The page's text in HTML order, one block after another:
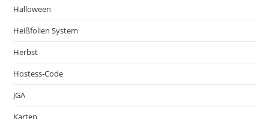
Halloween
Heißfolien System
Herbst
Hostess-Code
JGA
Karten